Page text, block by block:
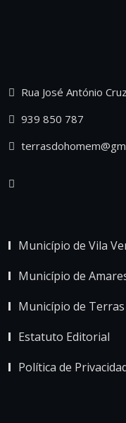
Rua José António
939 850 787
Município de Vila
Município de
Município de
Estatuto Editorial
Política de